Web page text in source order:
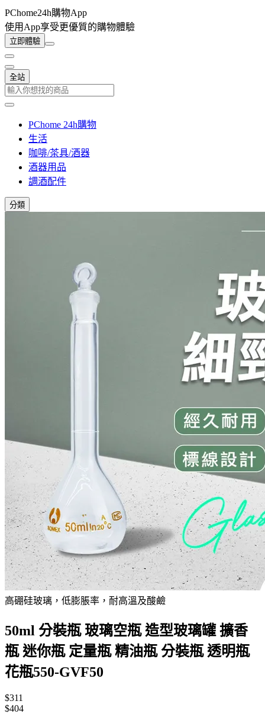
PChome24h購物App
使用App享受更優質的購物體驗
立即體驗
全站
PChome 24h購物
生活
咖啡/茶具/酒器
酒器用品
調酒配件
分類
高硼硅玻璃，低膨脹率，耐高溫及酸鹼
50ml 分裝瓶 玻璃空瓶 造型玻璃罐 擴香
瓶 迷你瓶 定量瓶 精油瓶 分裝瓶 透明瓶
花瓶550-GVF50
$311
$404